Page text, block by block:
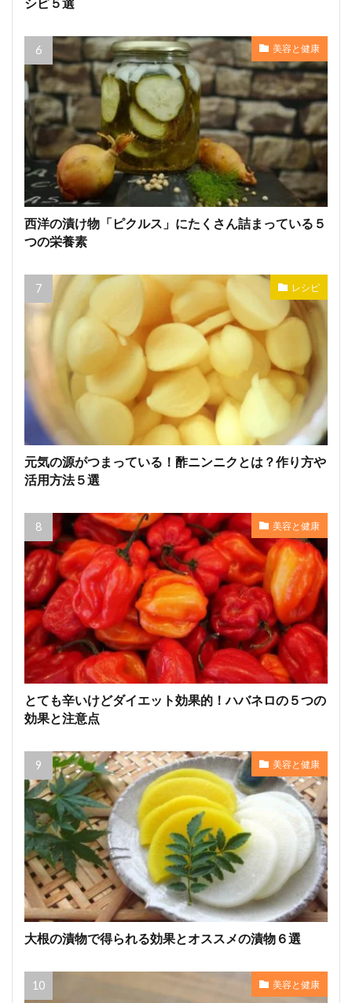
シピ５選
美容と健康
西洋の漬け物「ピクルス」にたくさん詰まっている５
つの栄養素
レシピ
元気の源がつまっている！酢ニンニクとは？作り方や
活用方法５選
美容と健康
とても辛いけどダイエット効果的！ハバネロの５つの
効果と注意点
美容と健康
大根の漬物で得られる効果とオススメの漬物６選
美容と健康